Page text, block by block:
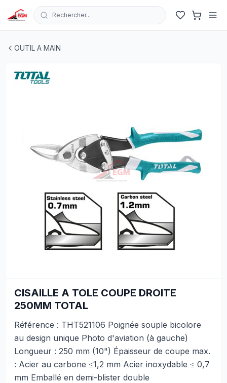
Rechercher...
OUTIL A MAIN
CISAILLE A TOLE COUPE DROITE
250MM TOTAL
Référence : THT521106 Poignée souple bicolore
au design unique Photo d'aviation (à gauche)
Longueur : 250 mm (10") Épaisseur de coupe max.
: Acier au carbone ≤1,2 mm Acier inoxydable ≤ 0,7
mm Emballé en demi-blister double